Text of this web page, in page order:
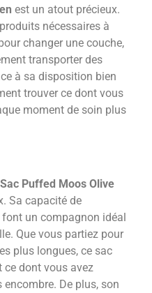
est un atout précieux.
nécessaires à
changer une couche,
transporter des
à sa disposition bien
trouver ce dont vous
moment de soin plus
Puffed Moos Olive
Sa capacité de
font un compagnon idéal
Que vous partiez pour
plus longues, ce sac
ce dont vous avez
De plus, son